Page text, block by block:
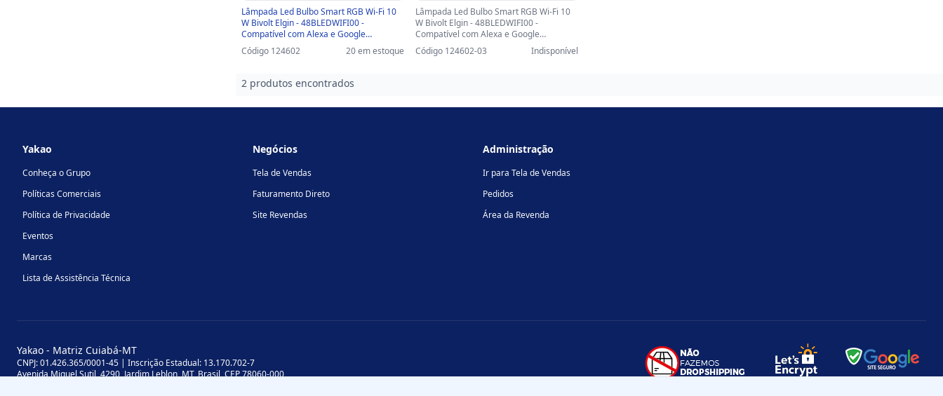
Lâmpada Led Bulbo Smart RGB Wi-Fi 10
W Bivolt Elgin - 48BLEDWIFI00 -
Compatível com Alexa e Google
Assistente - 48BLEDWIFI00
Código 124602 20 em estoque
Lâmpada Led Bulbo Smart RGB Wi-Fi 10
W Bivolt Elgin - 48BLEDWIFI00 -
Compatível com Alexa e Google
Assistente-SINOP-03 - 48BLEDWIFI00
Código 124602-03 Indisponível
2 produtos encontrados
Yakao
Conheça o Grupo
Políticas Comerciais
Política de Privacidade
Eventos
Marcas
Lista de Assistência Técnica
Negócios
Tela de Vendas
Faturamento Direto
Site Revendas
Administração
Ir para Tela de Vendas
Pedidos
Área da Revenda
Yakao - Matriz Cuiabá-MT
CNPJ: 01.426.365/0001-45 | Inscrição Estadual: 13.170.702-7
Avenida Miguel Sutil, 4290, Jardim Leblon, MT, Brasil, CEP 78060-000